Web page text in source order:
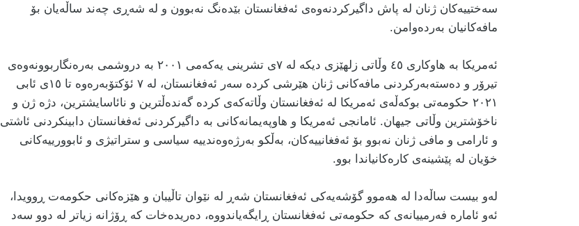
سەختییەکان ژنان لە پاش داگیرکردنەوەی ئەفغانستان بێدەنگ نەبوون و لە شەڕی چەند ساڵەیان بۆ
مافەکانیان بەردەوامن.
ئەمریکا بە هاوکاری ٤٥ وڵاتی زلهێزی دیکە لە ٧ی تشرینی یەکەمی ٢٠٠١ بە دروشمی بەرەنگاربوونەوەی
تیرۆر و دەستەبەرکردنی مافەکانی ژنان هێرشی کردە سەر ئەفغانستان، لە ٧ ئۆکتۆبەرەوە تا ١٥ی ئابی
٢٠٢١ حکومەتی بوکەڵەی ئەمریکا لە ئەفغانستان وڵاتەکەی کردە گەندەڵترین و نائاسایشترین، دژە ژن و
ناخۆشترین وڵاتی جیهان. ئامانجی ئەمریکا و هاوپەیمانەکانی بە داگیرکردنی ئەفغانستان دابینکردنی ئاشتی
و ئارامی و مافی ژنان نەبوو بۆ ئەفغانییەکان، بەڵکو بەرژەوەندییە سیاسی و ستراتیژی و ئابوورییەکانی
خۆیان لە پێشینەی کارەکانیاندا بوو.
لەو بیست ساڵەدا لە هەموو گۆشەیەکی ئەفغانستان شەڕ لە نێوان تاڵیبان و هێزەکانی حکومەت ڕوویدا،
ئەو ئامارە فەرمییانەی کە حکومەتی ئەفغانستان ڕایگەیاندووە، دەریدەخات کە ڕۆژانە زیاتر لە دوو سەد